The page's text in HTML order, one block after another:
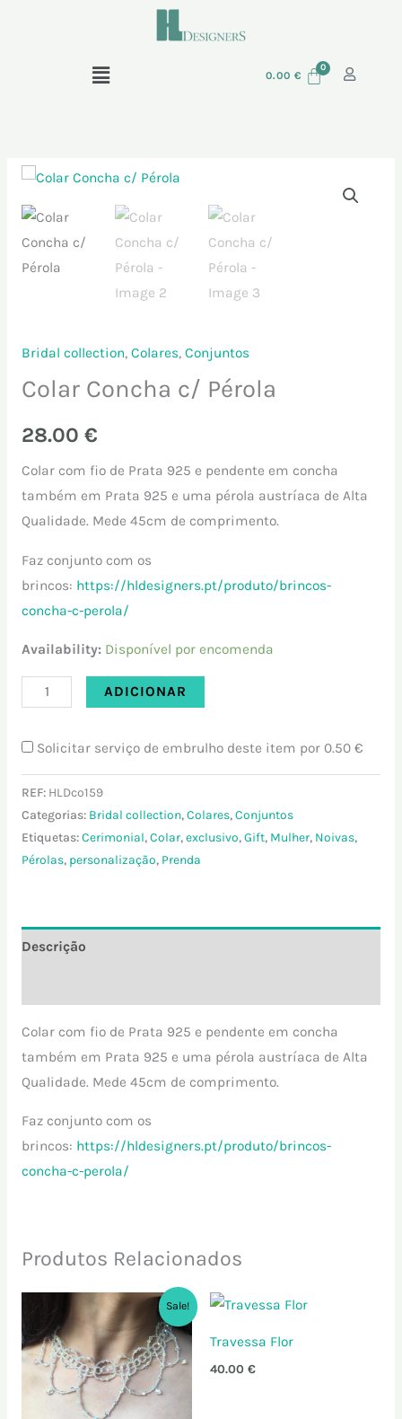
Menu 0.00 €
Bridal collection, Colares, Conjuntos
Colar Concha c/ Pérola
28.00 €
​Colar com fio de Prata 925 e pendente em concha
também em Prata 925 e uma pérola austríaca de Alta
Qualidade. Mede 45cm de comprimento.
Faz conjunto com os
brincos: https://hldesigners.pt/produto/brincos-
concha-c-perola/
Availability: Disponível por encomenda
Quantidade
de
ADICIONAR
Solicitar serviço de embrulho deste item por 0.50 €
REF: HLDco159
Categorias: Bridal collection,Colares,Conjuntos
Etiquetas:Cerimonial,Colar,exclusivo,Gift, Mulher, Noivas,
Pérolas, personalização, Prenda
Descrição
​Colar com fio de Prata 925 e pendente em concha
também em Prata 925 e uma pérola austríaca de Alta
Qualidade. Mede 45cm de comprimento.
Faz conjunto com os
brincos: https://hldesigners.pt/produto/brincos-
concha-c-perola/
Produtos Relacionados
Sale!
preço
original
era:
30.00 €.
O
preço
atual
é:
24.00 €.
Travessa Flor
40.00 €